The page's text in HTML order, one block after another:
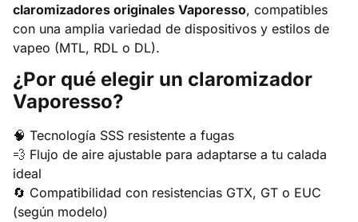
claromizadores originales Vaporesso, compatibles
con una amplia variedad de dispositivos y estilos de
vapeo (MTL, RDL o DL).
¿Por qué elegir un claromizador
Vaporesso?
🧠 Tecnología SSS resistente a fugas
💨 Flujo de aire ajustable para adaptarse a tu calada
ideal
🔄 Compatibilidad con resistencias GTX, GT o EUC
(según modelo)